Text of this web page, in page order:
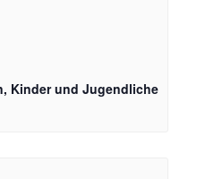
Kinder und Jugendliche